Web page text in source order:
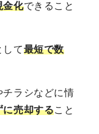
金化できること
て最短で数
チラシなどに情
に売却すること